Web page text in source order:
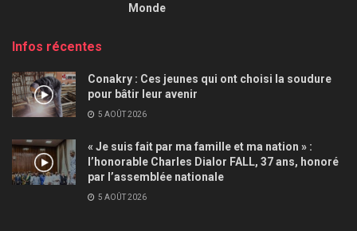
Monde
Infos récentes
Conakry : Ces jeunes qui ont choisi la soudure
pour bâtir leur avenir
5 AOÛT 2026
« Je suis fait par ma famille et ma nation » :
l’honorable Charles Dialor FALL, 37 ans, honoré
par l’assemblée nationale
5 AOÛT 2026